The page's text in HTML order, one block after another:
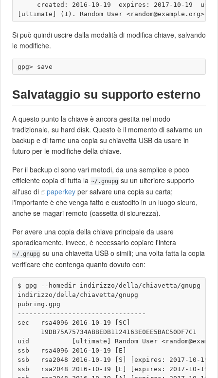
created: 2016-10-19  expires: 2017-10-19
Si può quindi uscire dalla modalità di modifica chiave, salvando
le modifiche.
Salvataggio su supporto esterno
A questo punto la chiave è ancora gestita nel modo
tradizionale, su hard disk. Questo è il momento di salvarne un
backup e di farne una copia su chiavetta USB da usare in
futuro per le modifiche della chiave.
Per il backup ci sono vari metodi, da una semplice e poco
efficiente copia di tutta la ~/.gnupg su un ulteriore supporto
all'uso di
paperkey per salvare una copia su carta;
l'importante è che venga fatto e custodito in un luogo sicuro,
anche se magari remoto (cassetta di sicurezza).
Per avere una copia della chiave principale da usare
sporadicamente, invece, è necessario copiare l'intera
~/.gnupg su una chiavetta USB o simili; una volta fatta la copia
verificare che contenga quanto dovuto con:
$ gpg --homedir indirizzo/della/chiavetta/gnupg --
indirizzo/della/chiavetta/gnupg
pubring.gpg
---------------------------------
sec   rsa4096 2016-10-19 [SC]
      19DB75A75734ABBEDB1124163E0EE5BAC50DF7C1
uid           [ultimate] Random User
ssb   rsa4096 2016-10-19 [E]
ssb   rsa2048 2016-10-19 [S] [expires: 2017-10-19]
ssb   rsa2048 2016-10-19 [E] [expires: 2017-10-19]